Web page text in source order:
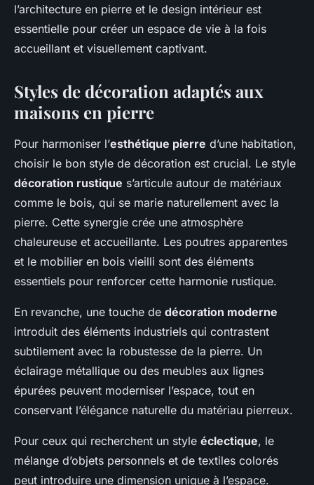
l’architecture en pierre et le design intérieur est
essentielle pour créer un espace de vie à la fois
accueillant et visuellement captivant.
Styles de décoration adaptés aux
maisons en pierre
Pour harmoniser l’esthétique pierre d’une habitation,
choisir le bon style de décoration est crucial. Le style
décoration rustique s’articule autour de matériaux
comme le bois, qui se marie naturellement avec la
pierre. Cette synergie crée une atmosphère
chaleureuse et accueillante. Les poutres apparentes
et le mobilier en bois vieilli sont des éléments
essentiels pour renforcer cette harmonie rustique.
En revanche, une touche de décoration moderne
introduit des éléments industriels qui contrastent
subtilement avec la robustesse de la pierre. Un
éclairage métallique ou des meubles aux lignes
épurées peuvent moderniser l’espace, tout en
conservant l’élégance naturelle du matériau pierreux.
Pour ceux qui recherchent un style éclectique, le
mélange d’objets personnels et de textiles colorés
peut introduire une dimension unique à l’espace.